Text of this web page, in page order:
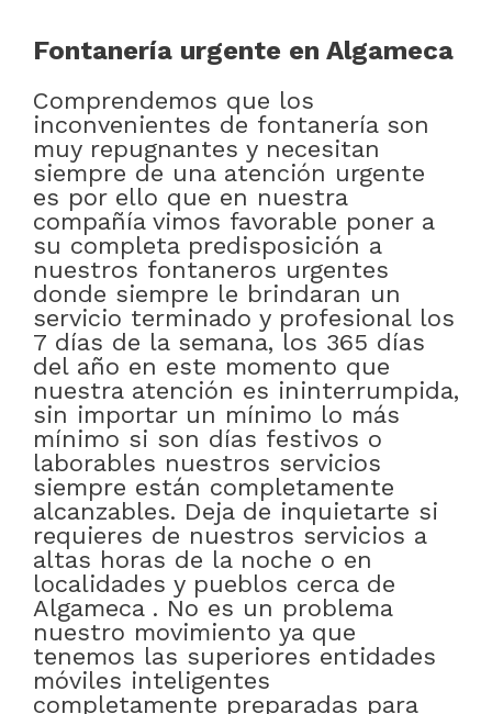
Fontanería urgente en Algameca
Comprendemos que los
inconvenientes de fontanería son
muy repugnantes y necesitan
siempre de una atención urgente
es por ello que en nuestra
compañía vimos favorable poner a
su completa predisposición a
nuestros fontaneros urgentes
donde siempre le brindaran un
servicio terminado y profesional los
7 días de la semana, los 365 días
del año en este momento que
nuestra atención es ininterrumpida,
sin importar un mínimo lo más
mínimo si son días festivos o
laborables nuestros servicios
siempre están completamente
alcanzables. Deja de inquietarte si
requieres de nuestros servicios a
altas horas de la noche o en
localidades y pueblos cerca de
Algameca . No es un problema
nuestro movimiento ya que
tenemos las superiores entidades
móviles inteligentes
completamente preparadas para